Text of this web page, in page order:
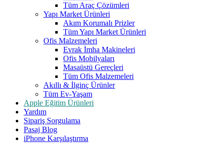
Tüm Araç Çözümleri
Yapı Market Ürünleri
Akım Korumalı Prizler
Tüm Yapı Market Ürünleri
Ofis Malzemeleri
Evrak İmha Makineleri
Ofis Mobilyaları
Masaüstü Gereçleri
Tüm Ofis Malzemeleri
Akıllı & İlginç Ürünler
Tüm Ev-Yaşam
Apple Eğitim Ürünleri
Yardım
Sipariş Sorgulama
Pasaj Blog
iPhone Karşılaştırma